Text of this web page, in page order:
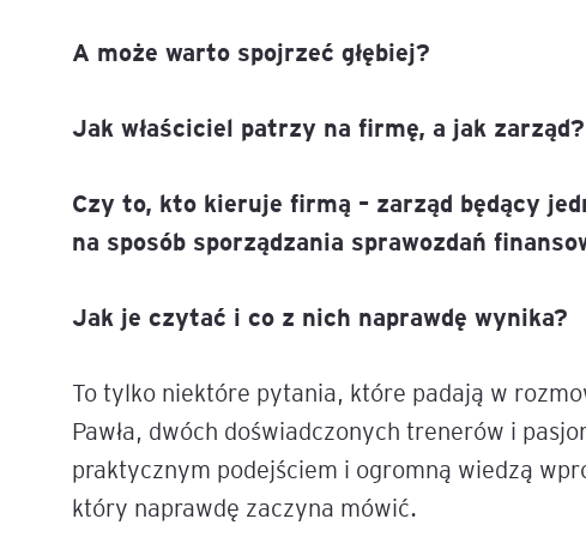
AI w Pythonie: Praktyczne
Prawo sztucznej inteligencji
AI w finansach
Warsztaty dla menedżerów
Generatywna AI – prawne
aspekty
Mapa szkoleń
A może warto spojrzeć głębiej?
Jak właściciel patrzy na firmę, a jak zarząd?
Czy to, kto kieruje firmą – zarząd będący
na sposób sporządzania sprawozdań
Jak je czytać i co z nich naprawdę wynika?
To tylko niektóre pytania, które padają w
Pawła, dwóch doświadczonych trenerów i
praktycznym podejściem i ogromną wiedzą
który naprawdę zaczyna mówić.